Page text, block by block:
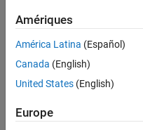
Amériques
América Latina (Español)
Canada (English)
United States (English)
Europe